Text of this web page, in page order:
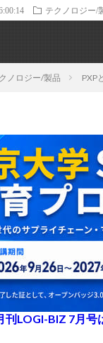
テクノロジー/
ノロジー/製品 PXP
刊LOGI-BIZ 7月